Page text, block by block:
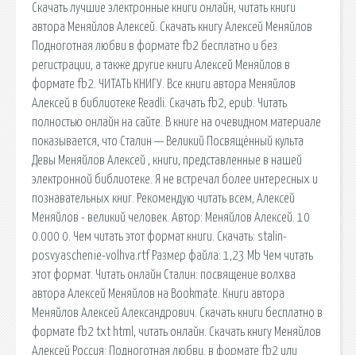
Скачать лучшие электронные книги онлайн, читать книги
автора Меняйлов Алексей. Скачать книгу Алексей Меняйлов
Подноготная любви в формате fb2 бесплатно и без
регистрации, а также другие книги Алексей Меняйлов в
формате fb2. ЧИТАТЬ КНИГУ. Все книги автора Меняйлов
Алексей в библиотеке Readli. Скачать fb2, epub. Читать
полностью онлайн на сайте. В книге на очевидном материале
показывается, что Сталин — Великий Посвящённый культа
Девы Меняйлов Алексей , книги, представленные в нашей
электронной библиотеке. Я не встречал более интересных и
познавательных книг. Рекомендую читать всем, Алексей
Меняйлов - великий человек. Автор: Меняйлов Алексей. 10
0.000 0. Чем читать этот формат книги. Скачать: stalin-
posvyaschenie-volhva.rtf Размер файла: 1,23 Mb Чем читать
этот формат. Читать онлайн Сталин: посвящение волхва
автора Алексей Меняйлов на Bookmate. Книги автора
Меняйлов Алексей Александрович. Скачать книги бесплатно в
формате fb2 txt html, читать онлайн. Скачать книгу Меняйлов
Алексей Россия: Подноготная любви. в формате fb2 или